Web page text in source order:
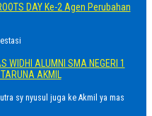
DAY Ke-2 Agen Perubahan
WIDHI ALUMNI SMA NEGERI 1
AKMIL
sy nyusul juga ke Akmil ya mas